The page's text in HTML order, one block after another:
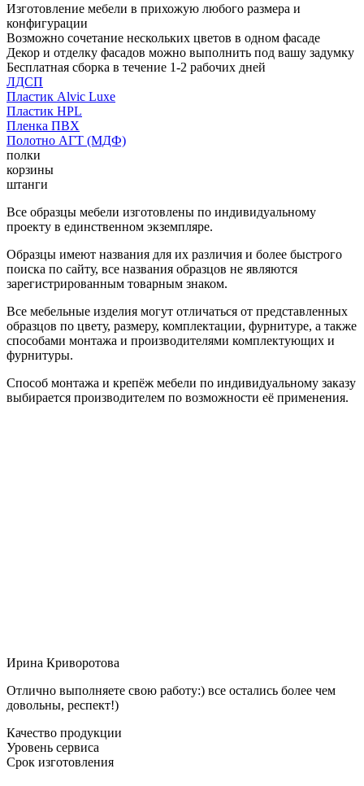
Изготовление мебели в прихожую любого размера и
конфигурации
Возможно сочетание нескольких цветов в одном фасаде
Декор и отделку фасадов можно выполнить под вашу задумку
Бесплатная сборка в течение 1-2 рабочих дней
ЛДСП
Пластик Alvic Luxe
Пластик HPL
Пленка ПВХ
Полотно АГТ (МДФ)
полки
корзины
штанги
Все образцы мебели изготовлены по индивидуальному
проекту в единственном экземпляре.
Образцы имеют названия для их различия и более быстрого
поиска по сайту, все названия образцов не являются
зарегистрированным товарным знаком.
Все мебельные изделия могут отличаться от представленных
образцов по цвету, размеру, комплектации, фурнитуре, а также
способами монтажа и производителями комплектующих и
фурнитуры.
Способ монтажа и крепёж мебели по индивидуальному заказу
выбирается производителем по возможности её применения.
Ирина Криворотова
Отлично выполняете свою работу:) все остались более чем
довольны, респект!)
Качество продукции
Уровень сервиса
Срок изготовления